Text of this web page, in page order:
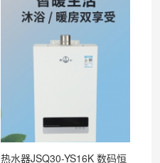
热水器JSQ30-YS16K 数码恒